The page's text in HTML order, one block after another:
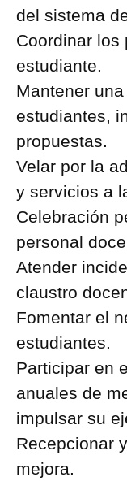
del sistema
Coordinar los
estudiante.
Mantener
estudiantes,
propuestas.
Velar por la
y servicios a
Celebración
personal
Atender
claustro
Fomentar el
estudiantes.
Participar en
anuales de
impulsar su
Recepcionar
mejora.